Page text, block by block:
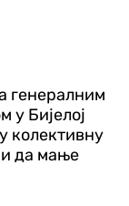
генералним
у Бијелој
колективну
да мање